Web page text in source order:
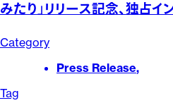
みたり」リリース記念、独占イ
Category
Press Release,
Tag